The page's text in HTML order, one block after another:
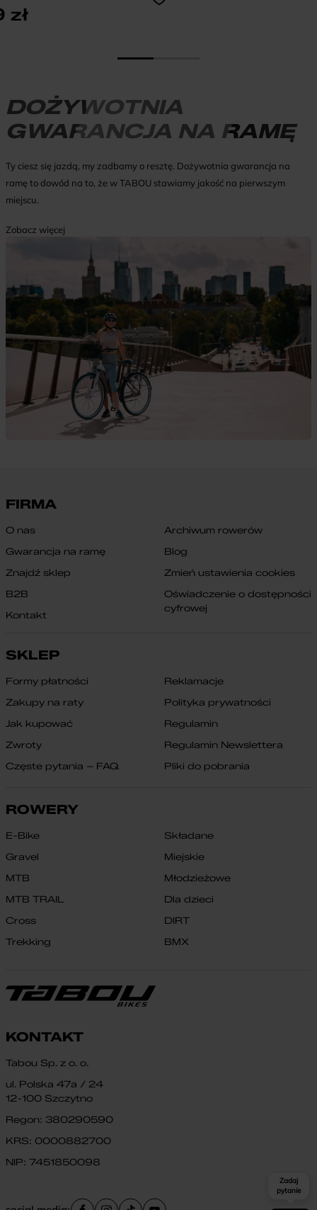
zł
DOŻYWOTNIA
GWARANCJA NA RAMĘ
Ty ciesz się jazdą, my zadbamy o resztę. Dożywotnia gwarancja na
ramę to dowód na to, że w TABOU stawiamy jakość na pierwszym
miejscu.
Zobacz więcej
FIRMA
O nas
Gwarancja na ramę
Znajdź sklep
B2B
Kontakt
Archiwum rowerów
Blog
Zmień ustawienia cookies
Oświadczenie o dostępności
cyfrowej
SKLEP
Formy płatności
Zakupy na raty
Jak kupować
Zwroty
Częste pytania – FAQ
Reklamacje
Polityka prywatności
Regulamin
Regulamin Newslettera
Pliki do pobrania
ROWERY
E-Bike
Gravel
MTB
MTB TRAIL
Cross
Trekking
Składane
Miejskie
Młodzieżowe
Dla dzieci
DIRT
BMX
KONTAKT
Tabou Sp. z o. o.
ul. Polska 47a / 24
12-100 Szczytno
Regon: 380290590
KRS: 0000882700
NIP: 7451850098
Zadaj
pytanie